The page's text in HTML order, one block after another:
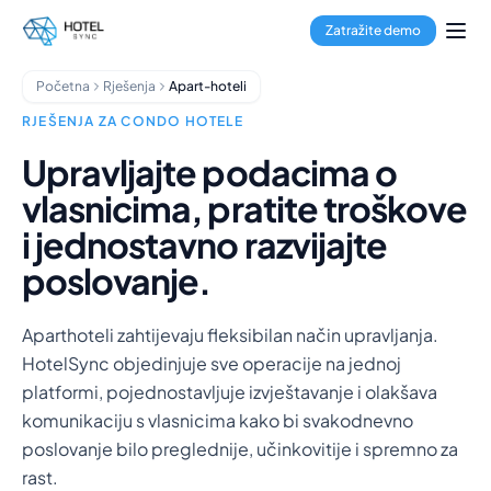
Prijeđi na glavni sadržaj
Rezervacijski sustav
Channel Manager
Obrada plaćanja
Multi-Property Hub
Aplikacija za domaćinstvo
Hoteli
Hosteli
Apart-hoteli
Apartmani
O nama
Integracije
Često postavljana pitanja
Blog
Partnerstva
HotelSync EDU
Zatražite demo
Početna Rješenja Apart-hoteli
RJEŠENJA ZA CONDO HOTELE
Upravljajte podacima o
vlasnicima, pratite troškove
i jednostavno razvijajte
poslovanje.
Aparthoteli zahtijevaju fleksibilan način upravljanja.
HotelSync objedinjuje sve operacije na jednoj
platformi, pojednostavljuje izvještavanje i olakšava
komunikaciju s vlasnicima kako bi svakodnevno
poslovanje bilo preglednije, učinkovitije i spremno za
rast.